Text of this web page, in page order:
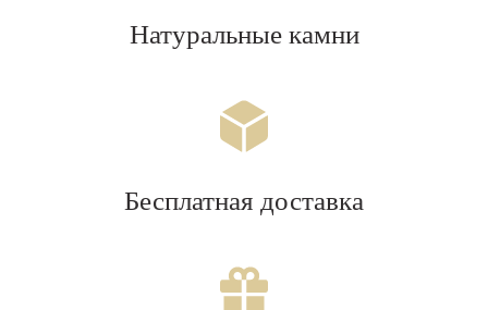
Натуральные камни
Бесплатная доставка